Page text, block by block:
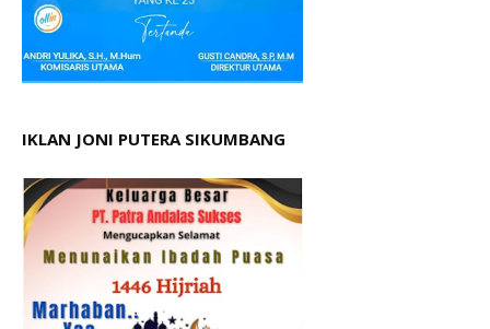
IKLAN JONI PUTERA SIKUMBANG